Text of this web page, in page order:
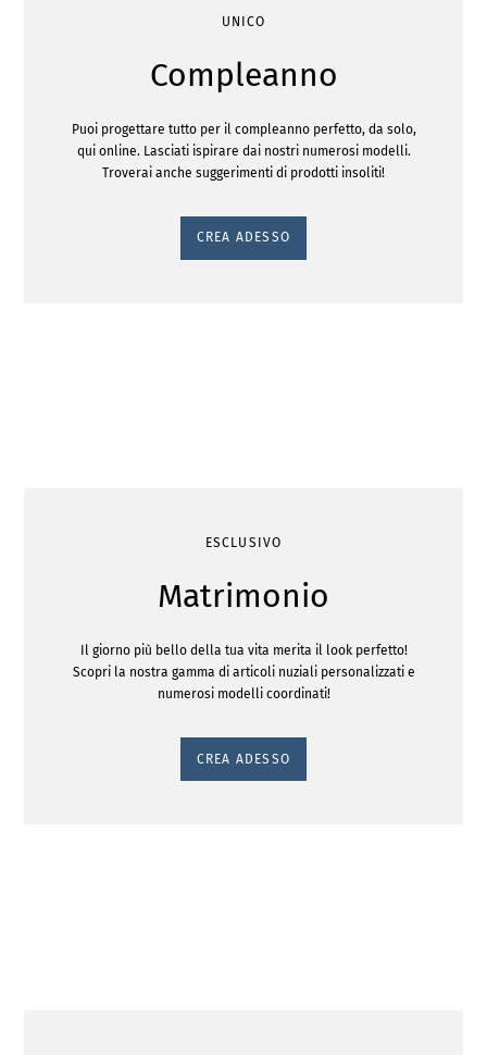
UNICO
Compleanno
Puoi progettare tutto per il compleanno perfetto, da solo,
qui online. Lasciati ispirare dai nostri numerosi modelli.
Troverai anche suggerimenti di prodotti insoliti!
CREA ADESSO
ESCLUSIVO
Matrimonio
Il giorno più bello della tua vita merita il look perfetto!
Scopri la nostra gamma di articoli nuziali personalizzati e
numerosi modelli coordinati!
CREA ADESSO